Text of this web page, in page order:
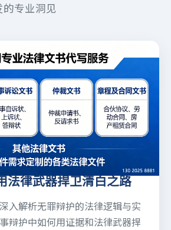
专业洞见
法律武器捍卫清白之路
入解析无罪辩护的法律逻辑与实
辩护中如何用证据和法律武器捍